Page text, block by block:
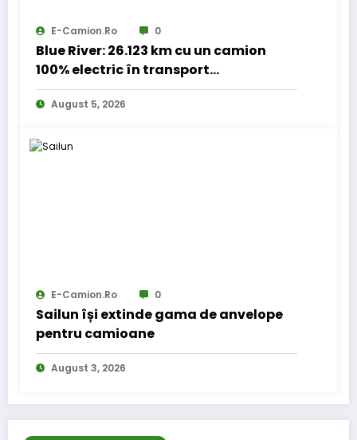
E-Camion.ro 0
Blue River: 26.123 km cu un camion
100% electric în transport
internațional
August 5, 2026
E-Camion.ro 0
Sailun își extinde gama de anvelope
pentru camioane
August 3, 2026